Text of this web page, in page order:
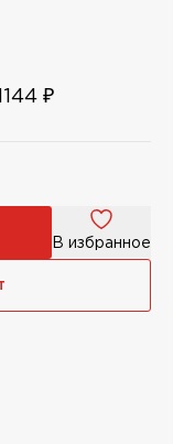
₽
В избранное